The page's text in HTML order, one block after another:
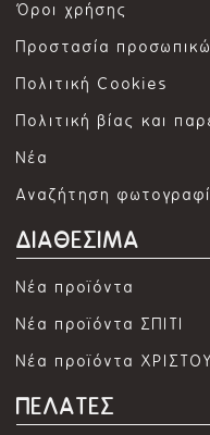
Όροι χρήσης
Προστασία
Πολιτική Cookies
Πολιτική βίας και
Νέα
Αναζήτηση
ΔΙΑΘΕΣΙΜΑ
Νέα προϊόντα
Νέα προϊόντα ΣΠΙΤΙ
Νέα προϊόντα
ΠΕΛΑΤΕΣ